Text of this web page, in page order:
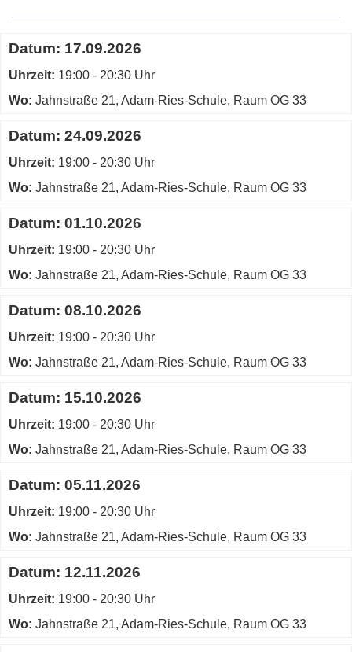
Maps
von
Adam-
Schule,
OG
33
neuem
öffnen
Termine
zum
diesen
Kurs
Datum: 17.09.2026
Uhrzeit: 19:00 - 20:30 Uhr
Wo: Jahnstraße 21, Adam-Ries-Schule, Raum OG 33
Datum: 24.09.2026
Uhrzeit: 19:00 - 20:30 Uhr
Wo: Jahnstraße 21, Adam-Ries-Schule, Raum OG 33
Datum: 01.10.2026
Uhrzeit: 19:00 - 20:30 Uhr
Wo: Jahnstraße 21, Adam-Ries-Schule, Raum OG 33
Datum: 08.10.2026
Uhrzeit: 19:00 - 20:30 Uhr
Wo: Jahnstraße 21, Adam-Ries-Schule, Raum OG 33
Datum: 15.10.2026
Uhrzeit: 19:00 - 20:30 Uhr
Wo: Jahnstraße 21, Adam-Ries-Schule, Raum OG 33
Datum: 05.11.2026
Uhrzeit: 19:00 - 20:30 Uhr
Wo: Jahnstraße 21, Adam-Ries-Schule, Raum OG 33
Datum: 12.11.2026
Uhrzeit: 19:00 - 20:30 Uhr
Wo: Jahnstraße 21, Adam-Ries-Schule, Raum OG 33